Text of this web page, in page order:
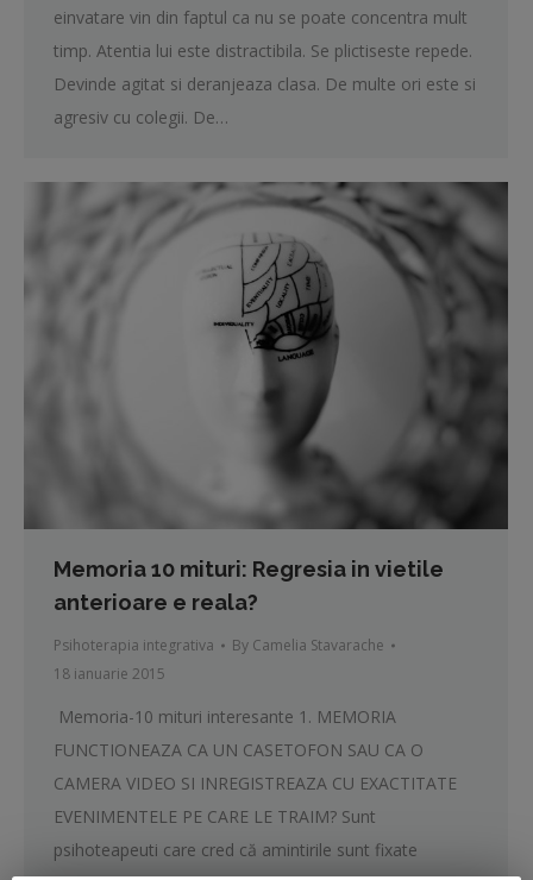
einvatare vin din faptul ca nu se poate concentra mult
timp. Atentia lui este distractibila. Se plictiseste repede.
Devinde agitat si deranjeaza clasa. De multe ori este si
agresiv cu colegii. De…
Memoria 10 mituri: Regresia in vietile
anterioare e reala?
Psihoterapia integrativa By Camelia Stavarache
18 ianuarie 2015
Memoria-10 mituri interesante 1. MEMORIA
FUNCTIONEAZA CA UN CASETOFON SAU CA O
CAMERA VIDEO SI INREGISTREAZA CU EXACTITATE
EVENIMENTELE PE CARE LE TRAIM? Sunt
psihoteapeuti care cred că amintirile sunt fixate